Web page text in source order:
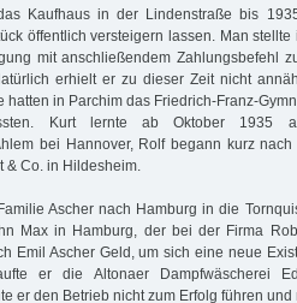
Kaufhaus in der Lindenstraße bis
öffentlich versteigern lassen. Man
mit anschließendem Zahlungsbefehl
erhielt er zu dieser Zeit nicht
hatten in Parchim das Friedrich-Franz-
Kurt lernte ab Oktober 1935
bei Hannover, Rolf begann kurz
& Co. in Hildesheim.
Ascher nach Hamburg in die
Max in Hamburg, der bei der Firma
Emil Ascher Geld, um sich eine neue
er die Altonaer Dampfwäscherei
er den Betrieb nicht zum Erfolg führen und